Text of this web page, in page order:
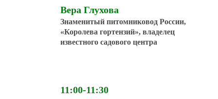
Вера Глухова
Знаменитый питомниковод России,
«Королева гортензий», владелец
известного садового центра
11:00-11:30